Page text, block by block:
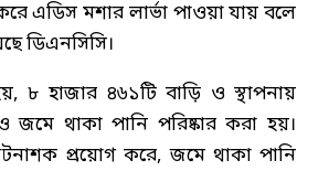
এডিস মশার লার্ভা পাওয়া যায় বলে
ডিএনসিসি।
৮ হাজার ৪৬১টি বাড়ি ও স্থাপনায়
থাকা পানি পরিষ্কার করা হয়।
প্রয়োগ করে, জমে থাকা পানি